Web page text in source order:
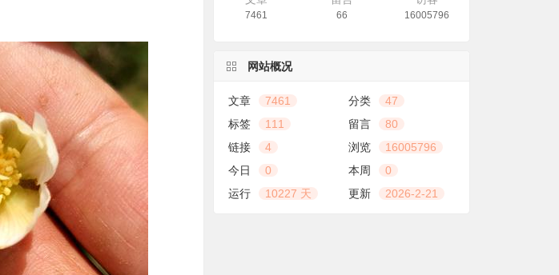
7461 66 16005796
网站概况
文章 7461 分类
47
标签
111 留言
80
链接
4 浏览
16005796
今日
0 本周
0
运行
10227 天 更新 2026-2-21